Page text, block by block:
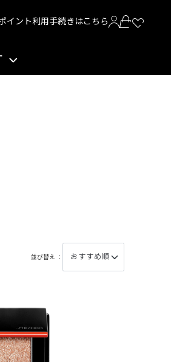
イント利用手続きはこちら
並び替え